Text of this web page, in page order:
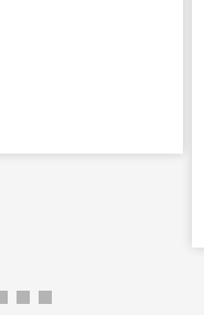
■必須スキル・経験